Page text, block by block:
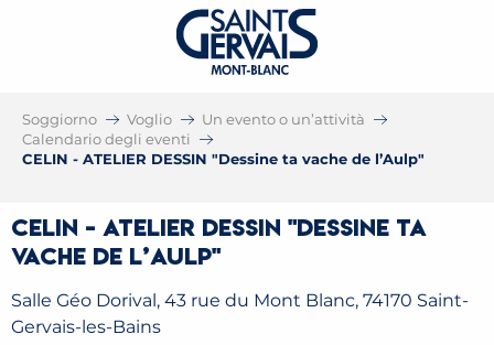
Soggiorno Voglio
Un evento o un’attività
Calendario degli eventi
CELIN - ATELIER DESSIN "Dessine ta vache de l’Aulp"
CELIN - ATELIER DESSIN "Dessine ta
vache de l’Aulp"
Salle Géo Dorival, 43 rue du Mont Blanc, 74170 Saint-
Gervais-les-Bains